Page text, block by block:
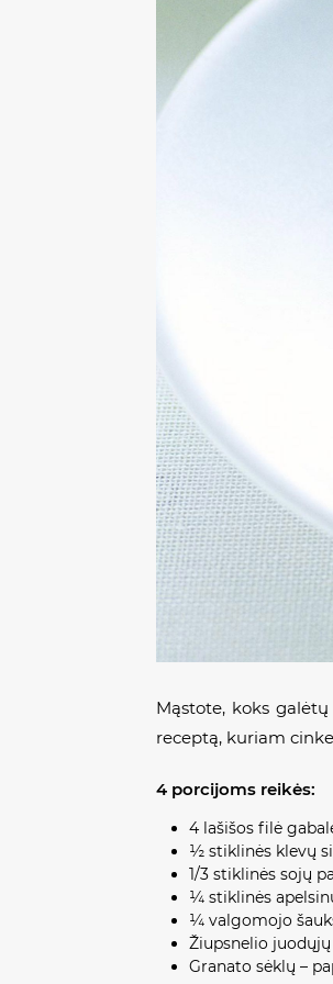
Mąstote, koks
receptą, kuriam
4 porcijoms reikės:
4 lašišos filė
½ stiklinės klevų
1/3 stiklinės sojų
¼ stiklinės
¼ valgomojo
Žiupsnelio
Granato sėklų –